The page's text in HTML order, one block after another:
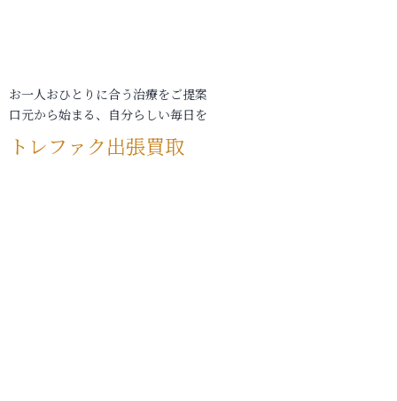
お一人おひとりに合う治療をご提案
口元から始まる、自分らしい毎日を
トレファク出張買取